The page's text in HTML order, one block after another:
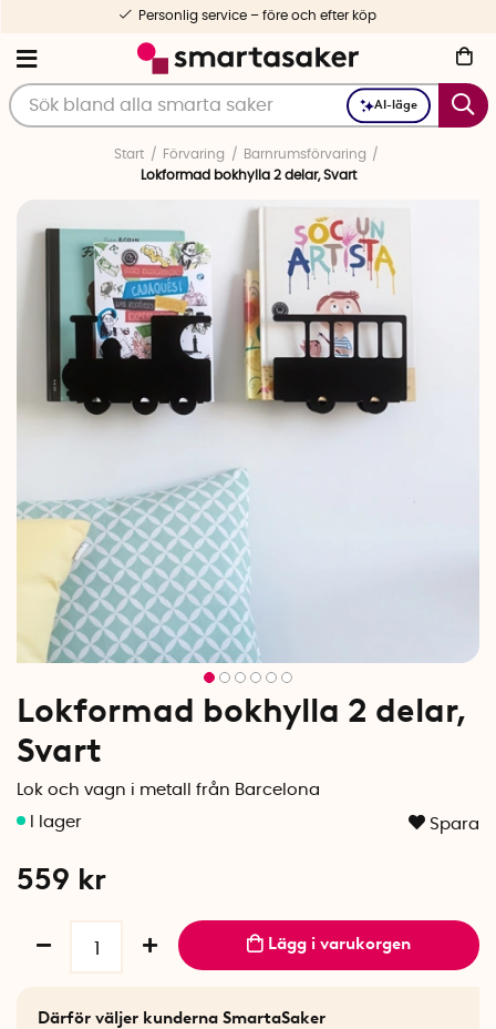
AI-läge
Personlig service – före och efter köp
Start Förvaring
Barnrumsförvaring
Lokformad bokhylla 2 delar, Svart
Lokformad bokhylla 2 delar,
Svart
Lok och vagn i metall från Barcelona
Spara
559 kr
Lägg i varukorgen
Därför väljer kunderna SmartaSaker